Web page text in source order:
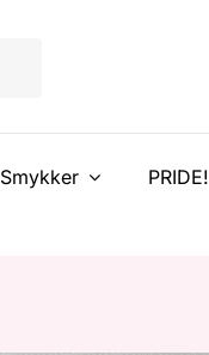
Smykker PRIDE!